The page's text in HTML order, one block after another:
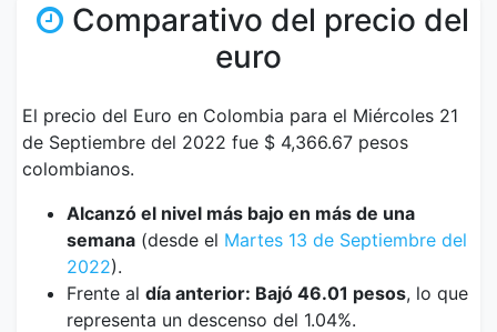
Comparativo del precio del
euro
El precio del Euro en Colombia para el Miércoles 21
de Septiembre del 2022 fue $ 4,366.67 pesos
colombianos.
Alcanzó el nivel más bajo en más de una
semana (desde el Martes 13 de Septiembre del
2022).
Frente al día anterior: Bajó 46.01 pesos, lo que
representa un descenso del 1.04%.